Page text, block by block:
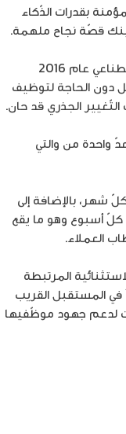
بقدرات الذّكاء
قصّة نجاح ملهمة.
فبعد أن استعانت الشّركة بقدرات الذّكاء الاصطناعي عام 2016
عميل محتمل دون الحاجة لتوظيف
الجذري قد حان.
واحدة من والتي
إلكتروني كلّ شهر، بالإضافة إلى
40 عميلاً مهتمّاً كلّ أسبوع وهو ما يقع
العملاء.
المرتبطة
في المستقبل القريب
لدعم جهود موظّفيها